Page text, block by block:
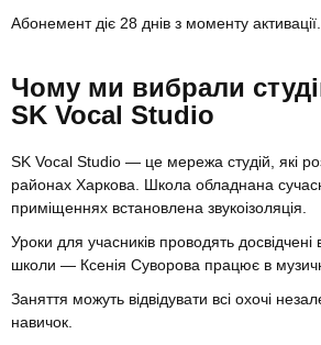
Абонемент діє 28 днів з моменту активації.
Чому ми вибрали
SK Vocal Studio
SK Vocal Studio — це мережа студій, які
районах Харкова. Школа обладнана
приміщеннях встановлена ​​звукоізоляція.
Уроки для учасників проводять
школи — Ксенія Суворова працює в
Заняття можуть відвідувати всі охочі
навичок.